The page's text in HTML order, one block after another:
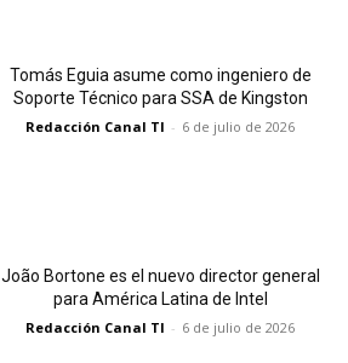
Tomás Eguia asume como ingeniero de
Soporte Técnico para SSA de Kingston
Redacción Canal TI - 6 de julio de 2026
João Bortone es el nuevo director general
para América Latina de Intel
Redacción Canal TI - 6 de julio de 2026